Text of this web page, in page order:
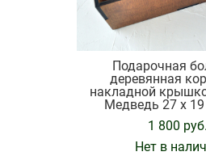
Подарочная
деревянная
накладной
Медведь 27 х
1 800 pуб.
Нет в